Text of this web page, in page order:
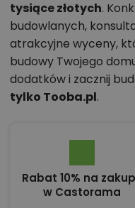
tysiące złotych.
budowlanych,
atrakcyjne wyceny,
budowy Twojego
dodatków i zacznij
tylko Tooba.pl.
Rabat 10% na
w Castorama